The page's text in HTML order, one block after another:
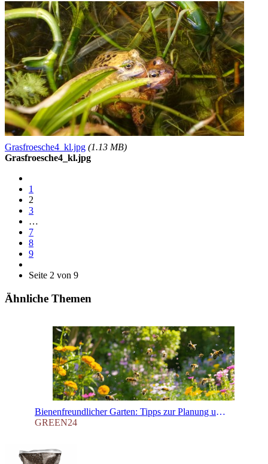
Grasfroesche4_kl.jpg (1.13 MB)
Grasfroesche4_kl.jpg
1
2
3
…
7
8
9
Seite 2 von 9
Ähnliche Themen
Bienenfreundlicher Garten: Tipps zur Planung und Pflanzenauswahl für den Frühling
GREEN24